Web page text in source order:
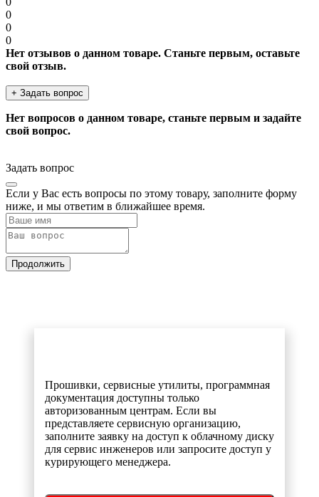
0
0
0
Нет отзывов о данном товаре. Станьте первым, оставьте
свой отзыв.
+ Задать вопрос
Нет вопросов о данном товаре, станьте первым и задайте
свой вопрос.
Задать вопрос
Если у Вас есть вопросы по этому товару, заполните форму
ниже, и мы ответим в ближайшее время.
Продолжить
Прошивки, сервисные утилиты, программная
документация доступны только
авторизованным центрам. Если вы
представляете сервисную организацию,
заполните заявку на доступ к облачному диску
для сервис инженеров или запросите доступ у
курирующего менеджера.